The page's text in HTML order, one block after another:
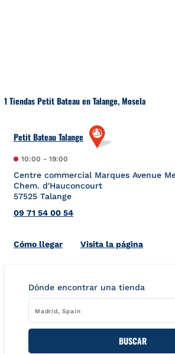
1 Tiendas Petit Bateau en Talange, Mosela
Petit Bateau Talange
10:00 - 19:00
Centre commercial Marques Avenue
Chem. d'Hauconcourt
57525 Talange
09 71 54 00 54
Cómo llegarLink Opens in New Tab
Visita la página
Dónde encontrar una tienda
BUSCAR